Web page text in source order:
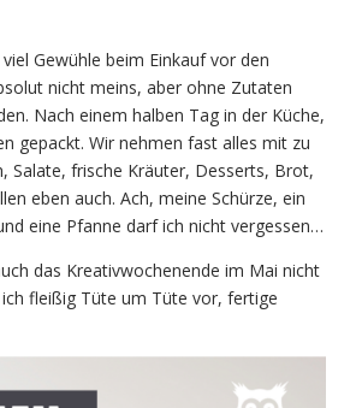
Gewühle beim Einkauf vor den
nicht meins, aber ohne Zutaten
Nach einem halben Tag in der Küche,
gepackt. Wir nehmen fast alles mit zu
Salate, frische Kräuter, Desserts, Brot,
eben auch. Ach, meine Schürze, ein
eine Pfanne darf ich nicht vergessen…
das Kreativwochenende im Mai nicht
fleißig Tüte um Tüte vor, fertige